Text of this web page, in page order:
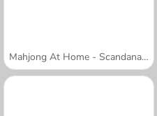
Mahjong At Home - Scandanavian Edition